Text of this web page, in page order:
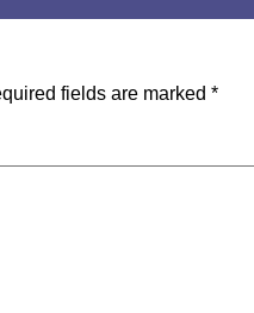
fields are marked *